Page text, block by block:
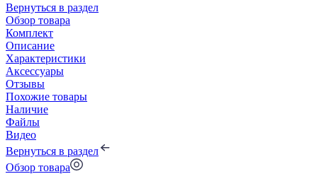
Вернуться в раздел
Обзор товара
Комплект
Описание
Характеристики
Аксессуары
Отзывы
Похожие товары
Наличие
Файлы
Видео
Вернуться в раздел
Обзор товара